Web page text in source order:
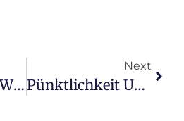
Entdecken Sie Winsen Luhe: Das Tor Für Touristen Mit Taxi Team Harburg
Next
Pünktlichkeit Und Komfort: Ihr Zuverlässiger Flughafentransfer In Neu Wulmstorf